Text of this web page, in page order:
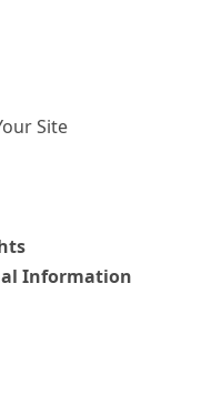
Site
Information